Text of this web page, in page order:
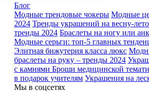
Блог
Модные трендовые чокеры Модные
2024 Тренды украшений на весну-лето
тренды 2024 Браслеты на ногу или
Модные серьги: топ-5 главных
Элитная бижутерия класса люкс
браслеты на руку – тренды 2024
с камнями Броши медицинской
в подарок учителям Украшения на
Мы в соцсетях